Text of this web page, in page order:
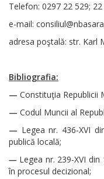
Telefon: 0297 22 529;
e-mail:
adresa poştală: str. Karl
Bibliografia:
— Constituţia Republicii
— Codul Muncii al
— Legea nr. 436-XVI
publică locală;
— Legea nr. 239-XVI
în procesul decizional;